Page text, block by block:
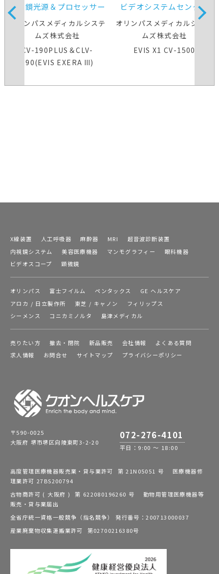
内視鏡光源＆プロセッサー
装置
オリンパスメディカルシステ
ムズ株式会社
CV-190PLUS＆CLV-
190(EVIS EXERA Ⅲ)
ビデオシステムセンター
オリンパスメディカルシステ
ムズ株式会社
EVIS X1 CV-1500
X線装置 人工呼吸器 麻酔器 MRI
超音波診断装置
内視鏡システム
美容医療機器 マンモグラフィー
眼科機器
ビデオスコープ
顕微鏡
オリンパス 富士フイルム ペンタックス
GE ヘルスケア
アロカ / 日立製作所
東芝 / キャノン
フィリップス
シーメンス
コニカミノルタ 島津メディカル
売りたい方 撤去・閉院 新品販売 会社情報
よくある質問
求人情報
お問合せ サイトマップ プライバシーポリシー
〒590-0025
大阪府 堺市堺区向陵東町3-2-20
072-276-4101
平日：9:00 ～ 18:00
高度管理医療機器販売業・貸与業許可 第 21N05051 号 医療機器修
理業許可 27BS200794
古物商許可 ( 大阪府 ) 第 622080196260 号 動物用管理医療機器等
販売・貸与業届出
全省庁統一資格一般競争（指名競争） 発行番号：200713000037
産業廃棄物収集運搬業許可 第02700216380号